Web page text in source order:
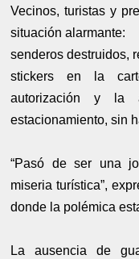
Vecinos, turistas y
situación alarmante:
senderos destruidos,
stickers en la
autorización y la
estacionamiento, sin
“Pasó de ser una
miseria turística”,
donde la polémica
La ausencia de